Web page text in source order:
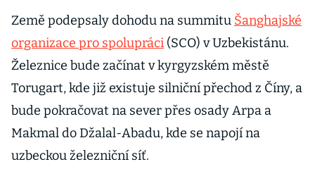
Země podepsaly dohodu na summitu Šanghajské
organizace pro spolupráci (SCO) v Uzbekistánu.
Železnice bude začínat v kyrgyzském městě
Torugart, kde již existuje silniční přechod z Číny, a
bude pokračovat na sever přes osady Arpa a
Makmal do Džalal-Abadu, kde se napojí na
uzbeckou železniční síť.